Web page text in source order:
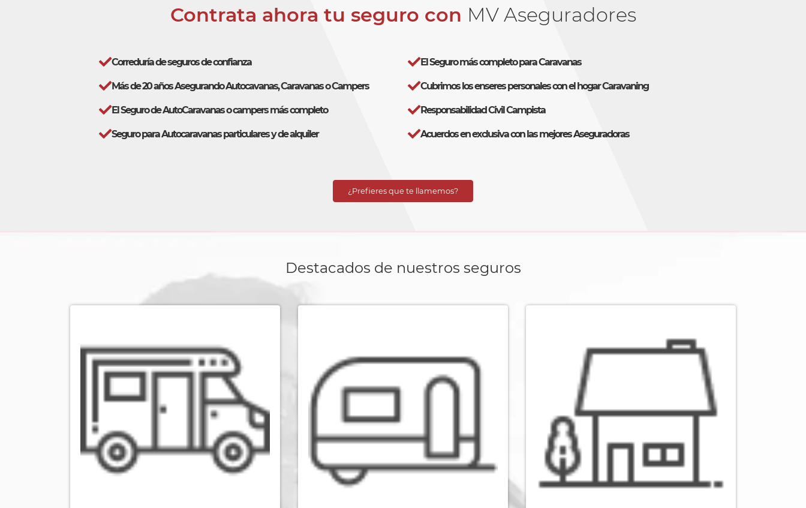
Contrata ahora tu seguro con MV Aseguradores
Correduría de seguros de confianza
Más de 20 años Asegurando Autocavanas, Caravanas o Campers
El Seguro de AutoCaravanas o campers más completo
Seguro para Autocaravanas particulares y de alquiler
El Seguro más completo para Caravanas
Cubrimos los enseres personales con el hogar Caravaning
Responsabilidad Civil Campista
Acuerdos en exclusiva con las mejores Aseguradoras
¿Prefieres que te llamemos?
Destacados de nuestros seguros